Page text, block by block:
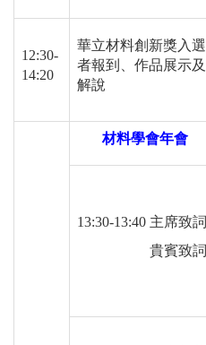
12:30-
14:20
華立材料創新獎入選
者報到、作品展示及
解說
材料學會年會
13:30-13:40 主席致詞
貴賓致詞